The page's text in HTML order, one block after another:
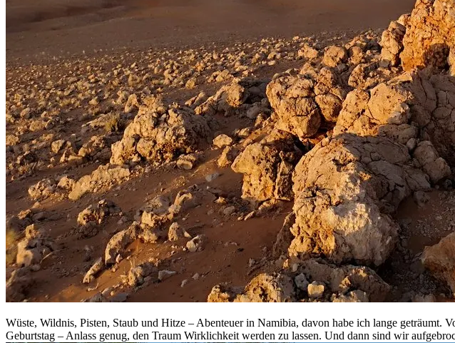
Wüste, Wildnis, Pisten, Staub und Hitze – Abenteuer in Namibia, davon habe ich lange
Geburtstag – Anlass genug, den Traum Wirklichkeit werden zu lassen. Und dann sind wir